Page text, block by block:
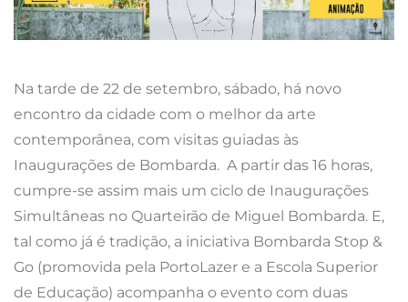
Na tarde de 22 de setembro, sábado, há novo
encontro da cidade com o melhor da arte
contemporânea, com visitas guiadas às
Inaugurações de Bombarda. A partir das 16 horas,
cumpre-se assim mais um ciclo de Inaugurações
Simultâneas no Quarteirão de Miguel Bombarda. E,
tal como já é tradição, a iniciativa Bombarda Stop &
Go (promovida pela PortoLazer e a Escola Superior
de Educação) acompanha o evento com duas